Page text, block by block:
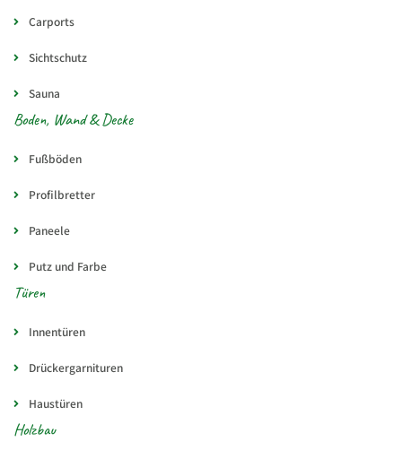
Carports
Sichtschutz
Sauna
Boden, Wand & Decke
Fußböden
Profilbretter
Paneele
Putz und Farbe
Türen
Innentüren
Drückergarnituren
Haustüren
Holzbau